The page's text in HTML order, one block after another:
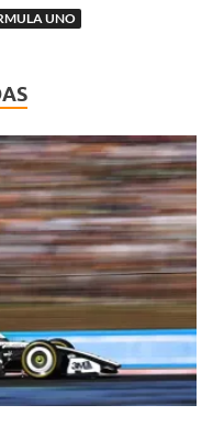
UNO